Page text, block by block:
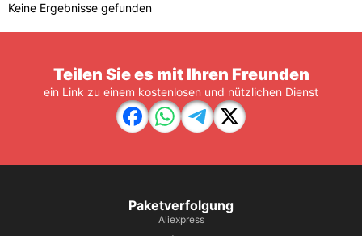
Keine Ergebnisse gefunden
Teilen Sie es mit Ihren Freunden
ein Link zu einem kostenlosen und nützlichen Dienst
Paketverfolgung
Aliexpress